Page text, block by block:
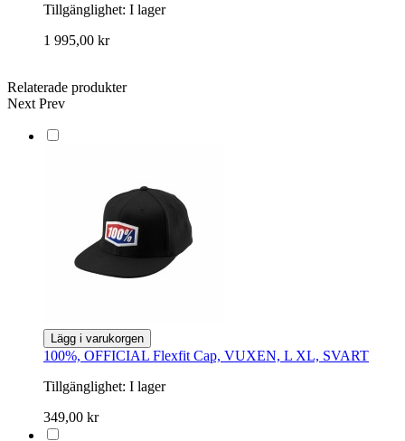
Tillgänglighet: I lager
1 995,00 kr
Relaterade produkter
Next Prev
Lägg i varukorgen
100%, OFFICIAL Flexfit Cap, VUXEN, L XL, SVART
Tillgänglighet: I lager
349,00 kr